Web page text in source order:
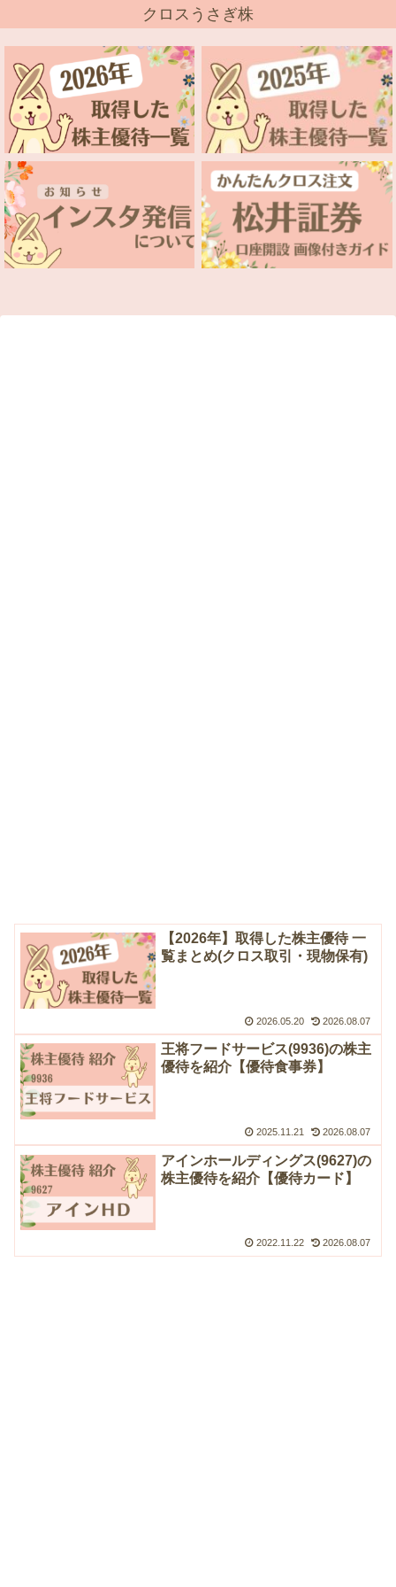
クロスうさぎ株
【2026年】取得した株主優待 一
覧まとめ(クロス取引・現物保有)
2026.05.20 2026.08.07
王将フードサービス(9936)の株主
優待を紹介【優待食事券】
2025.11.21 2026.08.07
アインホールディングス(9627)の
株主優待を紹介【優待カード】
2022.11.22 2026.08.07